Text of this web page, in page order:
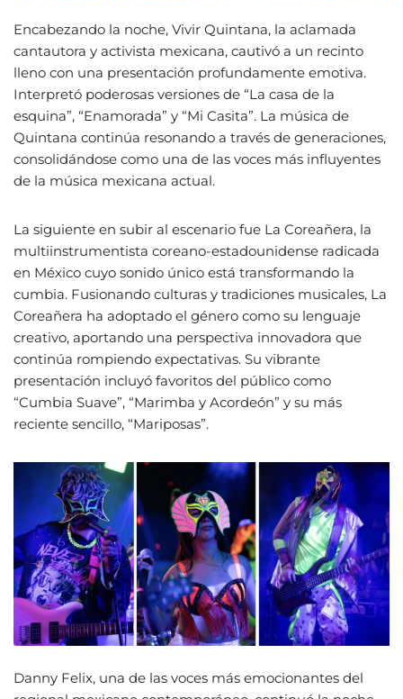
Encabezando la noche, Vivir Quintana, la aclamada
cantautora y activista mexicana, cautivó a un recinto
lleno con una presentación profundamente emotiva.
Interpretó poderosas versiones de “La casa de la
esquina”, “Enamorada” y “Mi Casita”. La música de
Quintana continúa resonando a través de generaciones,
consolidándose como una de las voces más influyentes
de la música mexicana actual.
La siguiente en subir al escenario fue La Coreañera, la
multiinstrumentista coreano-estadounidense radicada
en México cuyo sonido único está transformando la
cumbia. Fusionando culturas y tradiciones musicales, La
Coreañera ha adoptado el género como su lenguaje
creativo, aportando una perspectiva innovadora que
continúa rompiendo expectativas. Su vibrante
presentación incluyó favoritos del público como
“Cumbia Suave”, “Marimba y Acordeón” y su más
reciente sencillo, “Mariposas”.
Danny Felix, una de las voces más emocionantes del